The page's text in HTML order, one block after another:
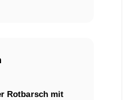
Rotbarsch mit